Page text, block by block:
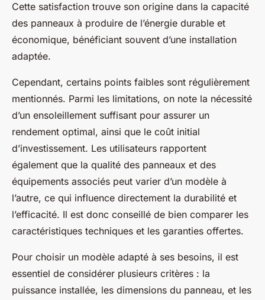
Cette satisfaction trouve son origine dans la capacité
des panneaux à produire de l’énergie durable et
économique, bénéficiant souvent d’une installation
adaptée.
Cependant, certains points faibles sont régulièrement
mentionnés. Parmi les limitations, on note la nécessité
d’un ensoleillement suffisant pour assurer un
rendement optimal, ainsi que le coût initial
d’investissement. Les utilisateurs rapportent
également que la qualité des panneaux et des
équipements associés peut varier d’un modèle à
l’autre, ce qui influence directement la durabilité et
l’efficacité. Il est donc conseillé de bien comparer les
caractéristiques techniques et les garanties offertes.
Pour choisir un modèle adapté à ses besoins, il est
essentiel de considérer plusieurs critères : la
puissance installée, les dimensions du panneau, et les